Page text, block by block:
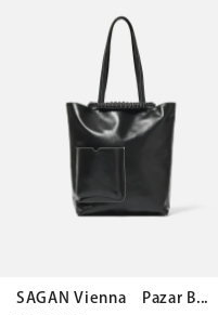
SAGAN Vienna Pazar B...